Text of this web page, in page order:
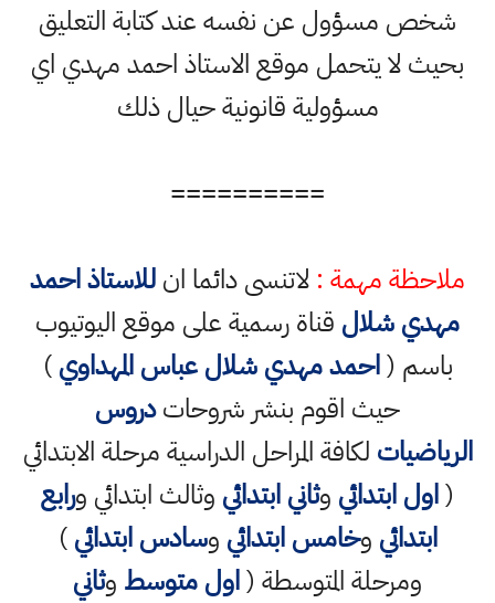
شخص مسؤول عن نفسه عند كتابة التعليق
بحيث لا يتحمل موقع الاستاذ احمد مهدي اي
مسؤولية قانونية حيال ذلك
==========
ملاحظة مهمة : لاتنسى دائما انللاستاذ احمد
مهدي شلال قناة رسمية على موقع اليوتيوب
باسم (احمد مهدي شلال عباس المهداوي)
حيث اقوم بنشر شروحاتدروس
الرياضيات لكافة المراحل الدراسية مرحلة الابتدائي
(اول ابتدائي وثاني ابتدائي وثالث ابتدائي ورابع
ابتدائي وخامس ابتدائي وسادس ابتدائي)
ومرحلة المتوسطة (اول متوسط وثاني